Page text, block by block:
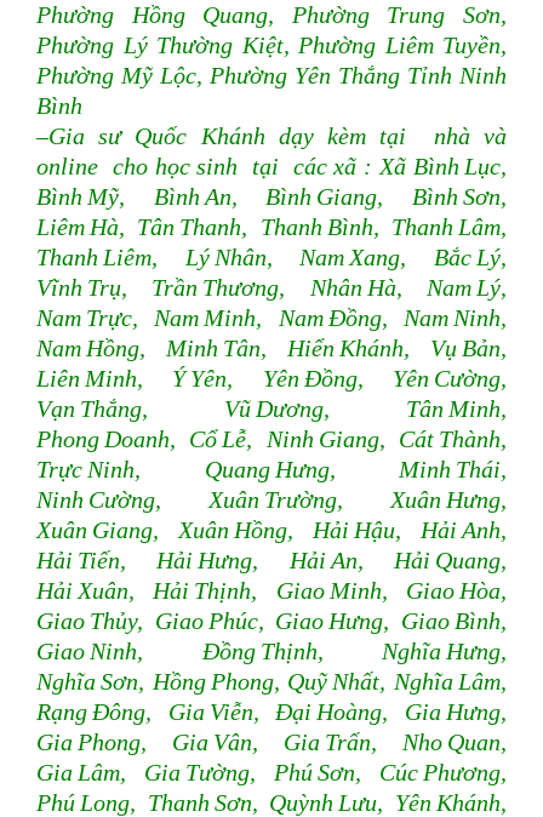
Phường Hồng Quang, Phường Trung Sơn,
Phường Lý Thường Kiệt, Phường Liêm Tuyền,
Phường Mỹ Lộc, Phường Yên Thắng Tỉnh Ninh
Bình
–Gia sư Quốc Khánh dạy kèm tại nhà và
online cho học sinh tại các xã : Xã Bình Lục,
Bình Mỹ, Bình An, Bình Giang, Bình Sơn,
Liêm Hà, Tân Thanh, Thanh Bình, Thanh Lâm,
Thanh Liêm, Lý Nhân, Nam Xang, Bắc Lý,
Vĩnh Trụ, Trần Thương, Nhân Hà, Nam Lý,
Nam Trực, Nam Minh, Nam Đồng, Nam Ninh,
Nam Hồng, Minh Tân, Hiển Khánh, Vụ Bản,
Liên Minh, Ý Yên, Yên Đồng, Yên Cường,
Vạn Thắng, Vũ Dương, Tân Minh,
Phong Doanh, Cổ Lễ, Ninh Giang, Cát Thành,
Trực Ninh, Quang Hưng, Minh Thái,
Ninh Cường, Xuân Trường, Xuân Hưng,
Xuân Giang, Xuân Hồng, Hải Hậu, Hải Anh,
Hải Tiến, Hải Hưng, Hải An, Hải Quang,
Hải Xuân, Hải Thịnh, Giao Minh, Giao Hòa,
Giao Thủy, Giao Phúc, Giao Hưng, Giao Bình,
Giao Ninh, Đồng Thịnh, Nghĩa Hưng,
Nghĩa Sơn, Hồng Phong, Quỹ Nhất, Nghĩa Lâm,
Rạng Đông, Gia Viễn, Đại Hoàng, Gia Hưng,
Gia Phong, Gia Vân, Gia Trấn, Nho Quan,
Gia Lâm, Gia Tường, Phú Sơn, Cúc Phương,
Phú Long, Thanh Sơn, Quỳnh Lưu, Yên Khánh,